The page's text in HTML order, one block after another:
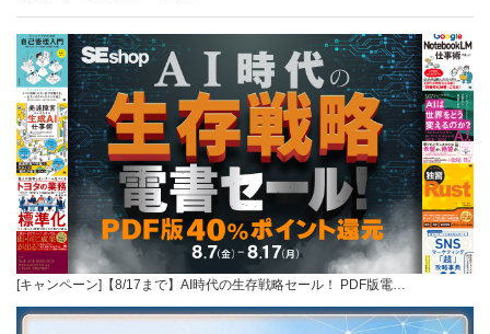
[キャンペーン]【8/17まで】AI時代の生存戦略セール！ PDF版電…